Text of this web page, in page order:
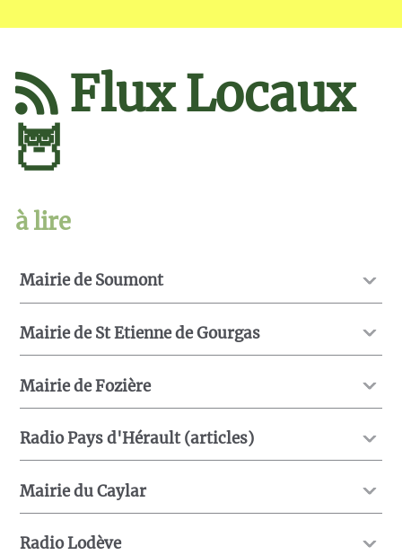
Flux Locaux
🦉
à lire
Mairie de Soumont
Mairie de St Etienne de Gourgas
Mairie de Fozière
Radio Pays d'Hérault (articles)
Mairie du Caylar
Radio Lodève